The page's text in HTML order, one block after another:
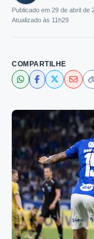
Publicado em 29 de abril de
Atualizado às 11h29
COMPARTILHE